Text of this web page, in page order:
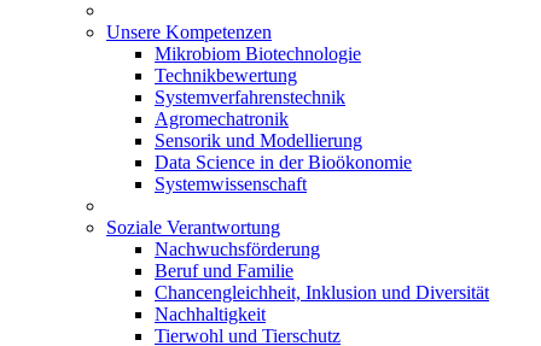
Unsere Kompetenzen
Mikrobiom Biotechnologie
Technikbewertung
Systemverfahrenstechnik
Agromechatronik
Sensorik und Modellierung
Data Science in der Bioökonomie
Systemwissenschaft
Soziale Verantwortung
Nachwuchsförderung
Beruf und Familie
Chancengleichheit, Inklusion und Diversität
Nachhaltigkeit
Tierwohl und Tierschutz